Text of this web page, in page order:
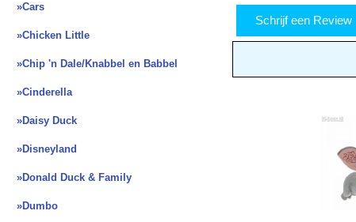
»Cars
»Chicken Little
»Chip 'n Dale/Knabbel en Babbel
»Cinderella
»Daisy Duck
»Disneyland
»Donald Duck & Family
»Dumbo
Schrijf een Review